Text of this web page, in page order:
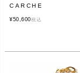
CARCHE
¥50,600税込